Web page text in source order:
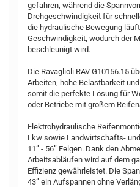
gefahren, während die
Drehgeschwindigkeit für
die hydraulische Bewegung
Geschwindigkeit, wodurch der
beschleunigt wird.
Die Ravaglioli RAV G10156.15
Arbeiten, hohe Belastbarkeit
somit die perfekte Lösung für
oder Betriebe mit großem
Elektrohydraulische
Lkw sowie Landwirtschafts-
11” - 56” Felgen. Dank den
Arbeitsabläufen wird auf dem
Effizienz gewährleistet. Die
43” ein Aufspannen ohne